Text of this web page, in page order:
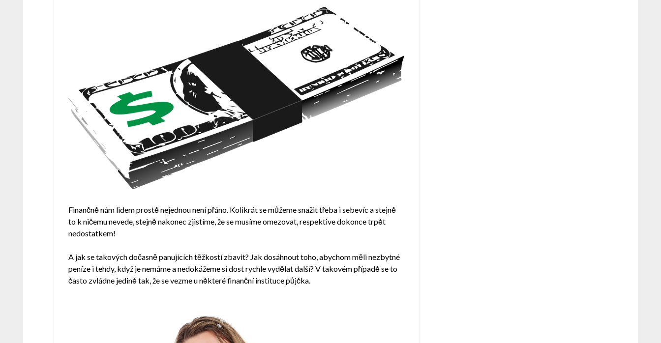
Finančně nám lidem prostě nejednou není přáno. Kolikrát se můžeme snažit třeba i sebevíc a stejně
to k ničemu nevede, stejně nakonec zjistíme, že se musíme omezovat, respektive dokonce trpět
nedostatkem!
A jak se takových dočasně panujících těžkostí zbavit? Jak dosáhnout toho, abychom měli nezbytné
peníze i tehdy, když je nemáme a nedokážeme si dost rychle vydělat další? V takovém případě se to
často zvládne jedině tak, že se vezme u některé finanční instituce půjčka.